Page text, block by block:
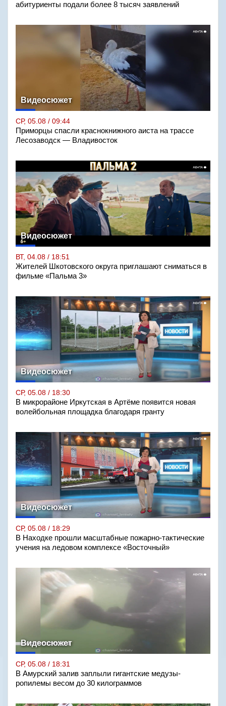
абитуриенты подали более 8 тысяч заявлений
Видеосюжет
СР, 05.08 / 09:44
Приморцы спасли краснокнижного аиста на трассе
Лесозаводск — Владивосток
Видеосюжет
ВТ, 04.08 / 18:51
Жителей Шкотовского округа приглашают сниматься в
фильме «Пальма 3»
Видеосюжет
СР, 05.08 / 18:30
В микрорайоне Иркутская в Артёме появится новая
волейбольная площадка благодаря гранту
Видеосюжет
СР, 05.08 / 18:29
В Находке прошли масштабные пожарно-тактические
учения на ледовом комплексе «Восточный»
Видеосюжет
СР, 05.08 / 18:31
В Амурский залив заплыли гигантские медузы-
ропилемы весом до 30 килограммов